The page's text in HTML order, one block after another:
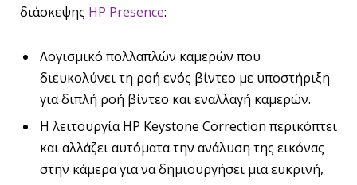
διάσκεψης HP Presence:
Λογισμικό πολλαπλών καμερών που
διευκολύνει τη ροή ενός βίντεο με υποστήριξη
για διπλή ροή βίντεο και εναλλαγή καμερών.
Η λειτουργία HP Keystone Correction περικόπτει
και αλλάζει αυτόματα την ανάλυση της εικόνας
στην κάμερα για να δημιουργήσει μια ευκρινή,